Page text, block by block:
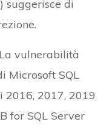
suggerisce di
vulnerabilità
Microsoft SQL
2016, 2017, 2019
for SQL Server